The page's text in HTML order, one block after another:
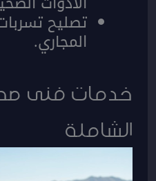
تصليح
المجاري.
خدمات فنى
الشاملة